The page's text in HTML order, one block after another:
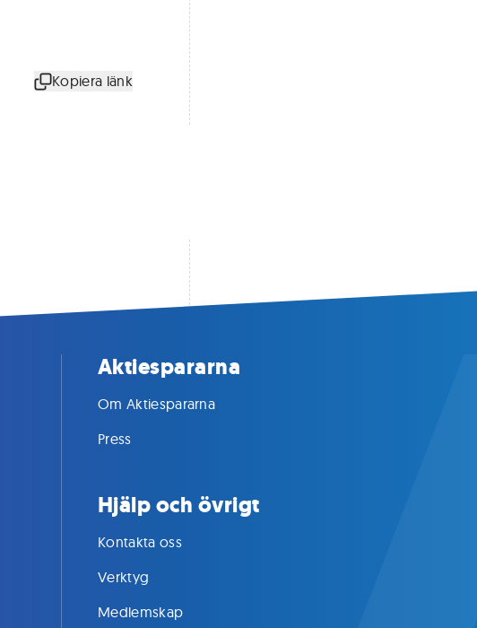
Kopiera länk
Aktiespararna
Om Aktiespararna
Press
Hjälp och övrigt
Kontakta oss
Verktyg
Medlemskap